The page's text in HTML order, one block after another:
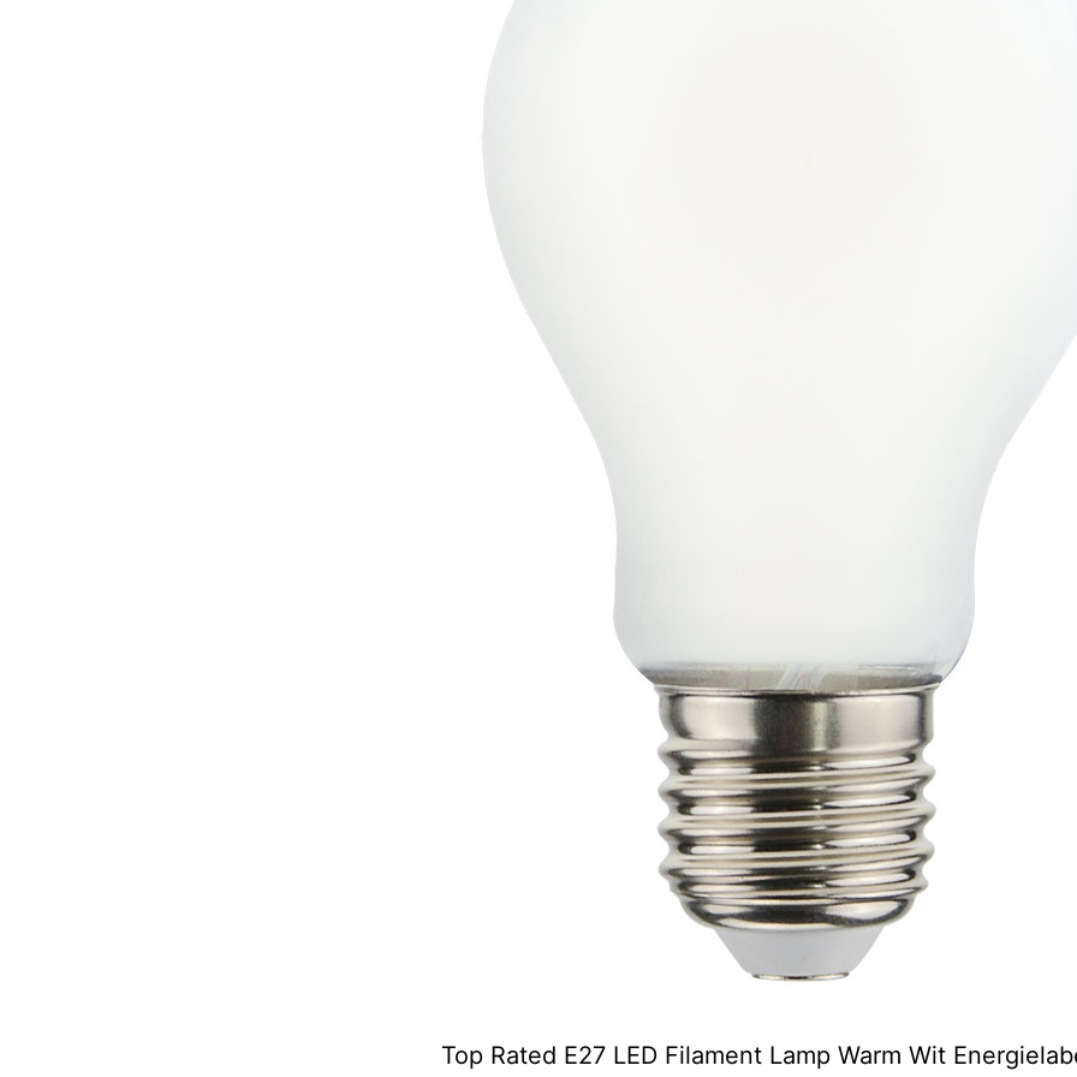
Top Rated E27 LED Filament Lamp Warm Wit